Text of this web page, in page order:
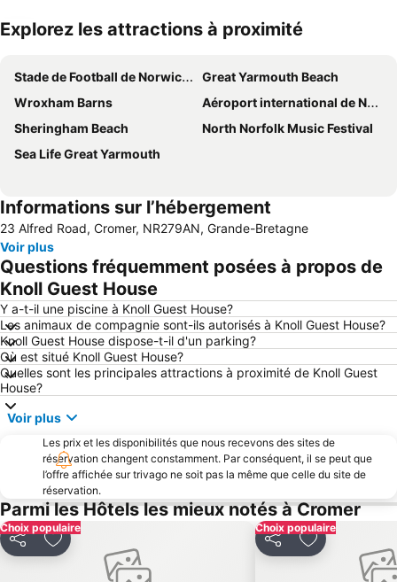
Explorez les attractions à proximité
Stade de Football de Norwich City
Great Yarmouth Beach
Wroxham Barns
Aéroport international de Norwich
Sheringham Beach
North Norfolk Music Festival
Sea Life Great Yarmouth
Informations sur l’hébergement
23 Alfred Road, Cromer, NR279AN, Grande-Bretagne
Voir plus
Questions fréquemment posées à propos de
Knoll Guest House
Y a-t-il une piscine à Knoll Guest House?
Les animaux de compagnie sont-ils autorisés à Knoll Guest House?
Knoll Guest House dispose-t-il d'un parking?
Où est situé Knoll Guest House?
Quelles sont les principales attractions à proximité de Knoll Guest
House?
Voir plus
Les prix et les disponibilités que nous recevons des sites de
réservation changent constamment. Par conséquent, il se peut que
l’offre affichée sur trivago ne soit pas la même que celle du site de
réservation.
Parmi les Hôtels les mieux notés à Cromer
Choix populaire
PartagerAjouter à mes favoris
Choix populaire
PartagerAjouter à